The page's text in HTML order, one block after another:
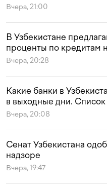
Вчера, 21:00
В Узбекистане
проценты по кредитам
Вчера, 20:28
Какие банки в
в выходные дни. Список
Вчера, 20:08
Сенат Узбекистана
надзоре
Вчера, 19:47